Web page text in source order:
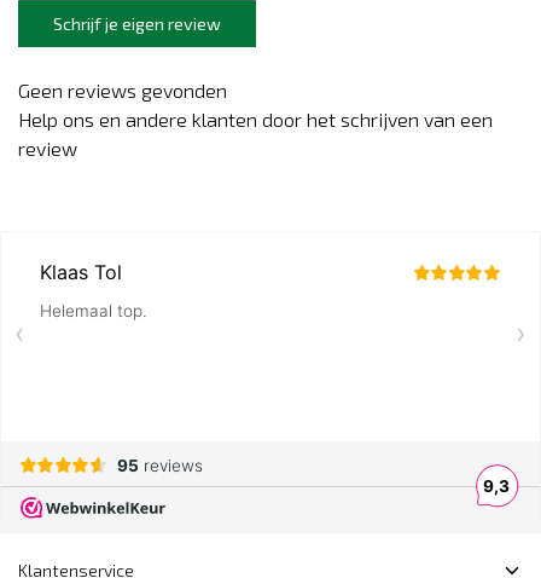
Schrijf je eigen review
Geen reviews gevonden
Help ons en andere klanten door het schrijven van een
review
Klantenservice